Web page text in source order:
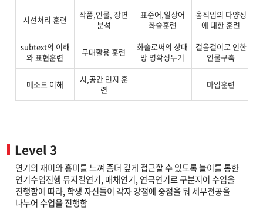
시선처리 훈련
작품,인물, 장면
분석
표준어,일상어
화술훈련
움직임의 다양성
에 대한 훈련
subtext의 이해
와 표현훈련
무대활용 훈련
화술로써의 상대
방 명확성두기
걸음걸이로 인한
인물구축
메소드 이해
시,공간 인지 훈
련
마임훈련
Level 3
연기의 재미와 흥미를 느껴 좀더 깊게 접근할 수 있도록 놀이를 통한
연기수업진행 뮤지컬연기, 매채연기, 연극연기로 구분지어 수업을
진행함에 따라, 학생 자신들이 각자 강점에 중점을 둬 세부전공을
나누어 수업을 진행함